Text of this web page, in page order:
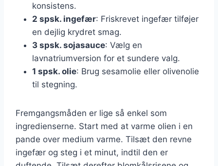
konsistens.
2 spsk. ingefær: Friskrevet ingefær tilføjer
en dejlig krydret smag.
3 spsk. sojasauce: Vælg en
lavnatriumversion for et sundere valg.
1 spsk. olie: Brug sesamolie eller olivenolie
til stegning.
Fremgangsmåden er lige så enkel som
ingredienserne. Start med at varme olien i en
pande over medium varme. Tilsæt den revne
ingefær og steg i et minut, indtil den er